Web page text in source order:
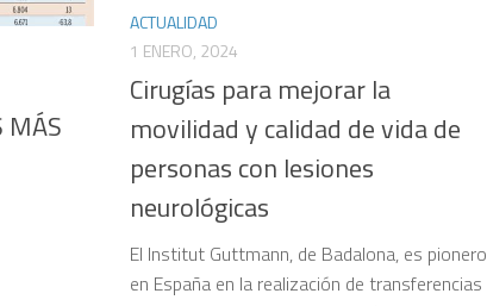
MÁS
ACTUALIDAD
1 ENERO, 2024
Cirugías para mejorar la
movilidad y calidad de vida de
personas con lesiones
neurológicas
El Institut Guttmann, de Badalona, es pionero
en España en la realización de transferencias